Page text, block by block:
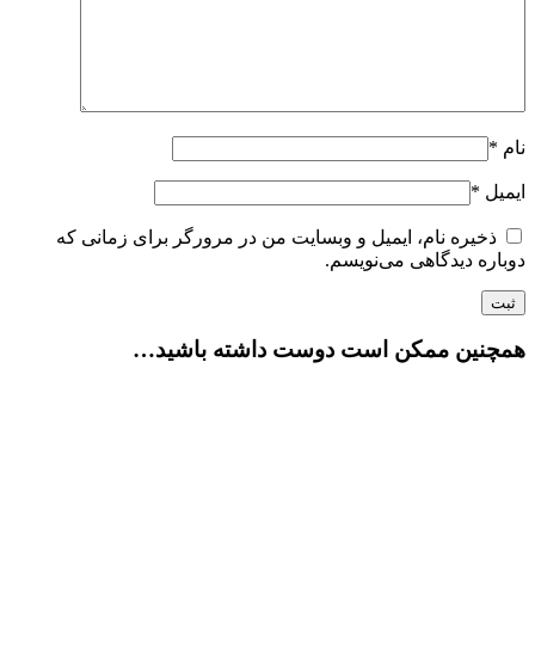
نام *
ایمیل *
ذخیره نام، ایمیل و وبسایت من در مرورگر برای زمانی که
دوباره دیدگاهی می‌نویسم.
همچنین ممکن است دوست داشته باشید…